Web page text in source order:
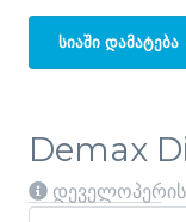
ᲡᲘᲐᲨᲘ ᲓᲐᲛᲐᲢᲔᲑᲐ
Demax